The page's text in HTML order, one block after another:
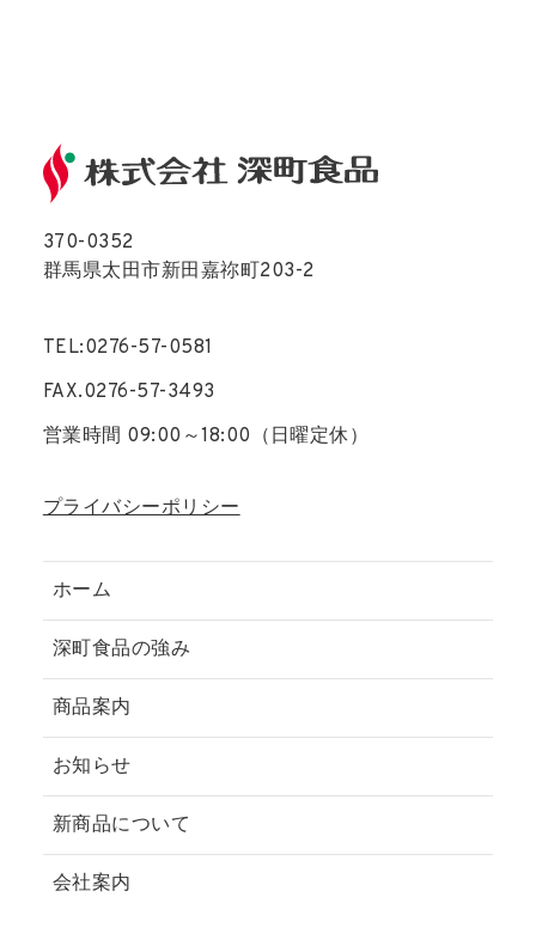
370-0352
群馬県太田市新田嘉祢町203-2
TEL:0276-57-0581
FAX.0276-57-3493
営業時間 09:00～18:00（日曜定休）
プライバシーポリシー
ホーム
深町食品の強み
商品案内
お知らせ
新商品について
会社案内